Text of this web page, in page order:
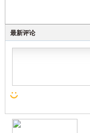
最新评论